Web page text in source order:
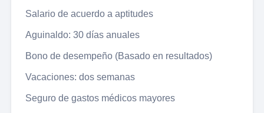
Salariode acuerdo a aptitudes
Aguinaldo: 30 días anuales
Bono de desempeño (Basado en resultados)
Vacaciones: dos semanas
Seguro de gastos médicos mayores